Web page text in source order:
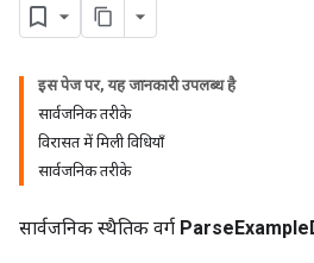
इस पेज पर, यह जानकारी उपलब्ध है
सार्वजनिक तरीके
विरासत में मिली विधियाँ
सार्वजनिक तरीके
सार्वजनिक स्थैतिक वर्ग